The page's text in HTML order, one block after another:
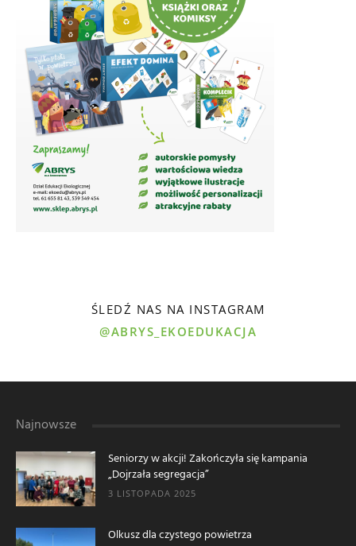
ŚLEDŹ NAS NA INSTAGRAM
@ABRYS_EKOEDUKACJA
Najnowsze
Seniorzy w akcji! Zakończyła się kampania
„Dojrzała segregacja”
3 LISTOPADA 2025
Olkusz dla czystego powietrza